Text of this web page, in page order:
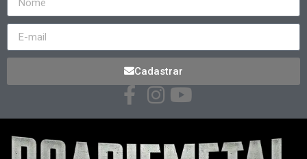
Cadastrar